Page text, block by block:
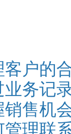
户的
务记
售机
理联